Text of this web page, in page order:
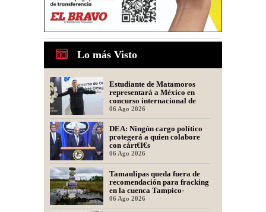
Lo más Visto
Estudiante de Matamoros
representará a México en
concurso internacional de
oratoria en Perú
06 Ago 2026
DEA: Ningún cargo político
protegerá a quien colabore
con cárt€l€s
06 Ago 2026
Tamaulipas queda fuera de
recomendación para fracking
en la cuenca Tampico-
Misantla, informa comité
científico
06 Ago 2026